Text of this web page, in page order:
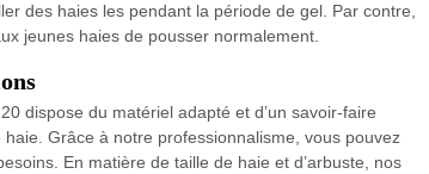
des haies les pendant la période de gel. Par contre,
jeunes haies de pousser normalement.
dispose du matériel adapté et d’un savoir-faire
Grâce à notre professionnalisme, vous pouvez
En matière de taille de haie et d’arbuste, nos